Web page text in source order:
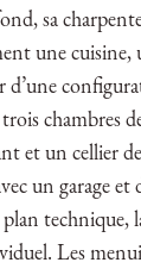
sa
une cuisine,
d’une
trois chambres
et un cellier
un garage
technique,
Les